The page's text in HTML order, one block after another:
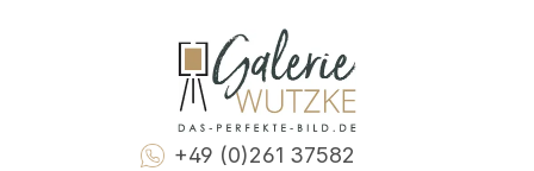
+49 (0)261 37582